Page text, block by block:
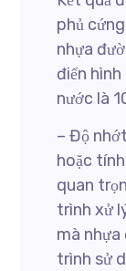
phủ
nhựa
điển
nước là
– Độ
hoặc
quan
trình xử
mà
trình sử